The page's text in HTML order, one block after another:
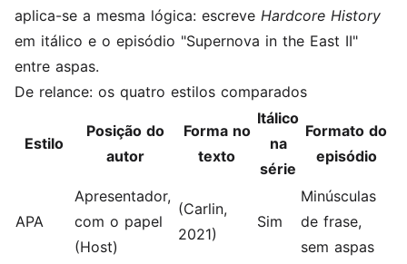
aplica-se a mesma lógica: escreve Hardcore History
em itálico e o episódio "Supernova in the East II"
entre aspas.
De relance: os quatro estilos comparados
Estilo
Posição do
autor
Forma no
texto
Itálico
na
série
Formato do
episódio
APA
Apresentador,
com o papel
(Host)
(Carlin,
2021)
Sim
Minúsculas
de frase,
sem aspas